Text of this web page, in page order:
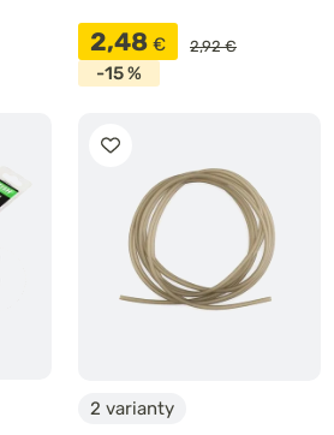
2,48 € 2,92 €
-15 %
2 varianty